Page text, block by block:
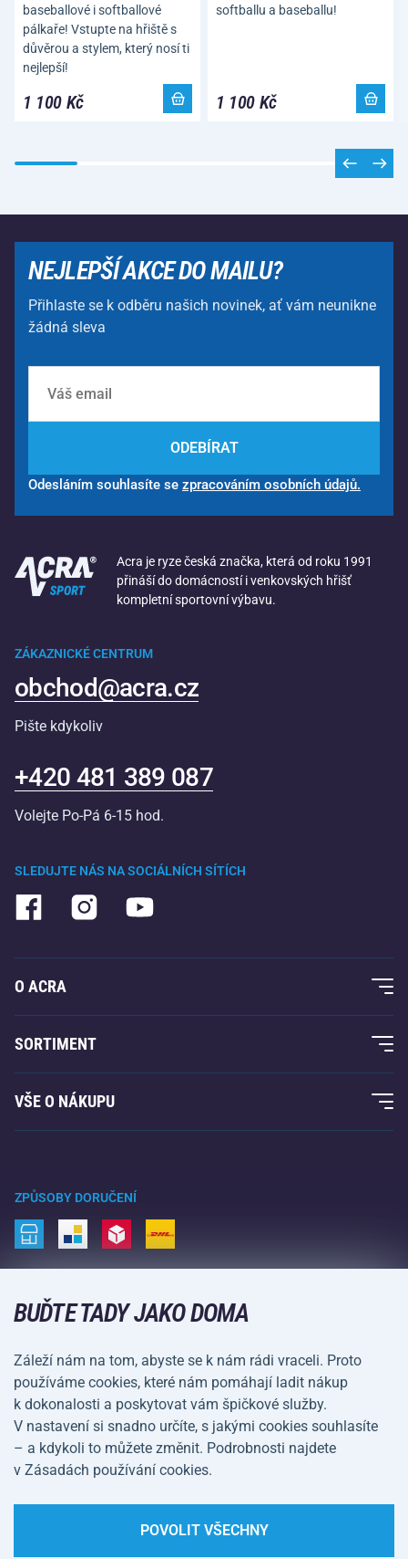
baseballové i softballové
pálkaře! Vstupte na hřiště s
důvěrou a stylem, který nosí ti
nejlepší!
1 100 Kč
softballu a baseballu!
1 100 Kč
NEJLEPŠÍ AKCE DO MAILU?
Přihlaste se k odběru našich novinek, ať vám neunikne
žádná sleva
ODEBÍRAT
Odesláním souhlasíte se zpracováním osobních údajů.
Acra je ryze česká značka, která od roku 1991
přináší do domácností i venkovských hřišť
kompletní sportovní výbavu.
SLEDUJTE NÁS NA SOCIÁLNÍCH SÍTÍCH
ZÁKAZNICKÉ CENTRUM
obchod@acra.cz
Pište kdykoliv
+420 481 389 087
Volejte Po-Pá 6-15 hod.
O ACRA
O nás
Acra garance
Kontakty
SORTIMENT
Fitness a posilování
Raketové sporty
Volný čas a zábava
Kemping a turistika
Bojové sporty
Kola a koloběžky
Vodní sporty
Sportovní oblečení a doplňky
VŠE O NÁKUPU
Vrácení a reklamace
Doprava a platba
ZPŮSOBY DORUČENÍ
Obchodní podmínky Ochrana osobních údajů
Nastavení cookies
BUĎTE TADY JAKO DOMA
Záleží nám na tom, abyste se k nám rádi vraceli. Proto
používáme cookies, které nám pomáhají ladit nákup
k dokonalosti a poskytovat vám špičkové služby.
V nastavení si snadno určíte, s jakými cookies souhlasíte
– a kdykoli to můžete změnit. Podrobnosti najdete
v Zásadách používání cookies.
POVOLIT VŠECHNY